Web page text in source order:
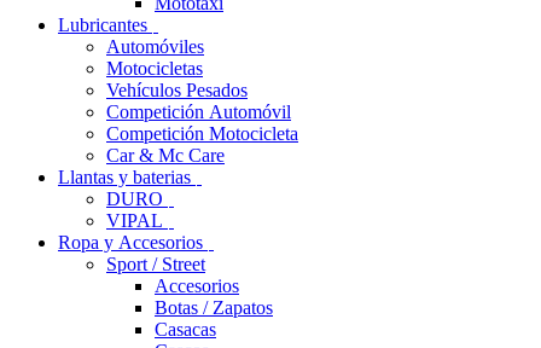
Lubricantes
Automóviles
Motocicletas
Vehículos Pesados
Competición Automóvil
Competición Motocicleta
Car & Mc Care
Llantas y baterias
DURO
VIPAL
Ropa y Accesorios
Sport / Street
Accesorios
Botas / Zapatos
Casacas